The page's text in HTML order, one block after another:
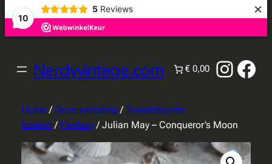
10
5 Reviews ×
Nerdyvintage.com € 0,00
Home/ Onze webshop/ Tweedehands
boeken / Fantasy/ Julian May – Conqueror’s Moon